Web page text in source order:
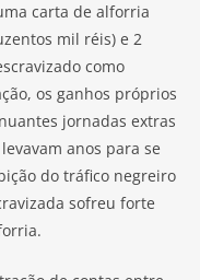
carta de alforria
mil réis) e 2
como
os ganhos próprios
jornadas extras
anos para se
do tráfico negreiro
sofreu forte